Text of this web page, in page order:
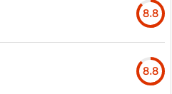
8.8
8.8